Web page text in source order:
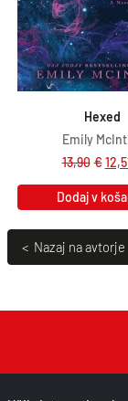
Hexed
Emily
13,90 €
Dodaj v
< Nazaj na avtorje